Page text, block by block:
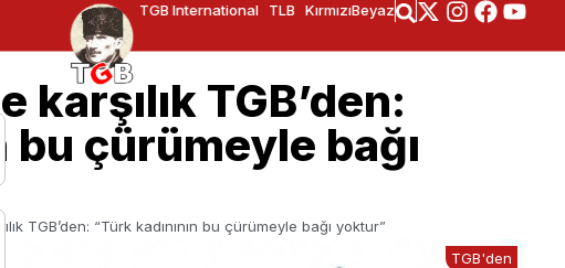
TGB International TLB KırmızıBeyaz
karşılık TGB’den:
bu çürümeyle bağı
TGB’den: “Türk kadınının bu çürümeyle bağı yoktur”
TGB'den